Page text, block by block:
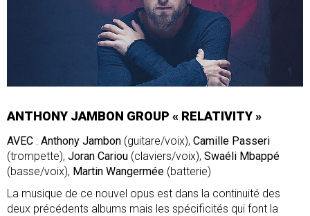
ANTHONY JAMBON GROUP « RELATIVITY »
AVEC : Anthony Jambon (guitare/voix), Camille Passeri
(trompette), Joran Cariou (claviers/voix), Swaéli Mbappé
(basse/voix), Martin Wangermée (batterie)
La musique de ce nouvel opus est dans la continuité des
deux précédents albums mais les spécificités qui font la